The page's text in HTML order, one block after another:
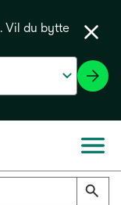
Vil du bytte